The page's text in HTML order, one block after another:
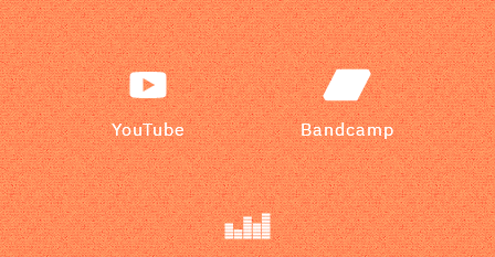
YouTube Bandcamp